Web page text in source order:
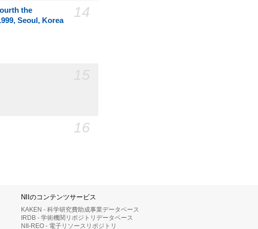
14
the
Seoul, Korea
16
NIIのコンテンツサービス
KAKEN - 科学研究費助成事業データベース
IRDB - 学術機関リポジトリデータベース
NII-REO - 電子リソースリポジトリ